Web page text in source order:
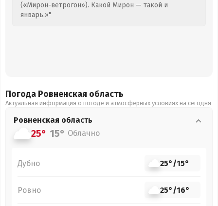
(«Мирон-ветрогон»). Какой Мирон — такой и
январь.»"
Погода Ровненская область
Актуальная информация о погоде и атмосферных условиях на сегодня
Ровненская область
25° 15° Облачно
Дубно 25°/15°
Ровно 25°/16°